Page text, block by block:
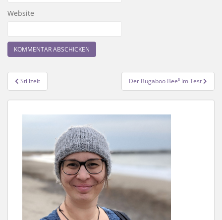
Website
Beitragsnavigation
Stillzeit Der Bugaboo Bee³ im Test